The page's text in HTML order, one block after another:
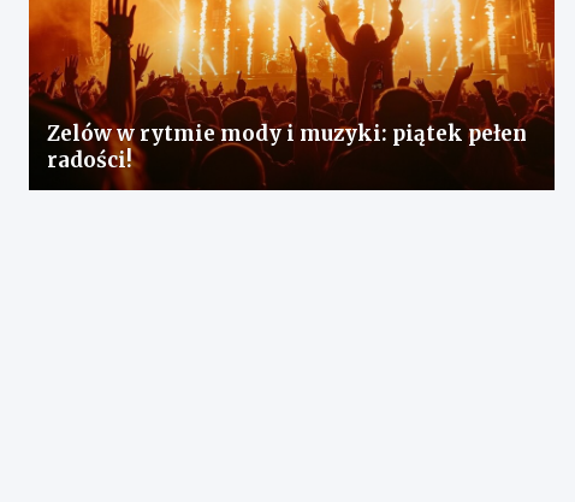
Zelów w rytmie mody i muzyki: piątek pełen
radości!